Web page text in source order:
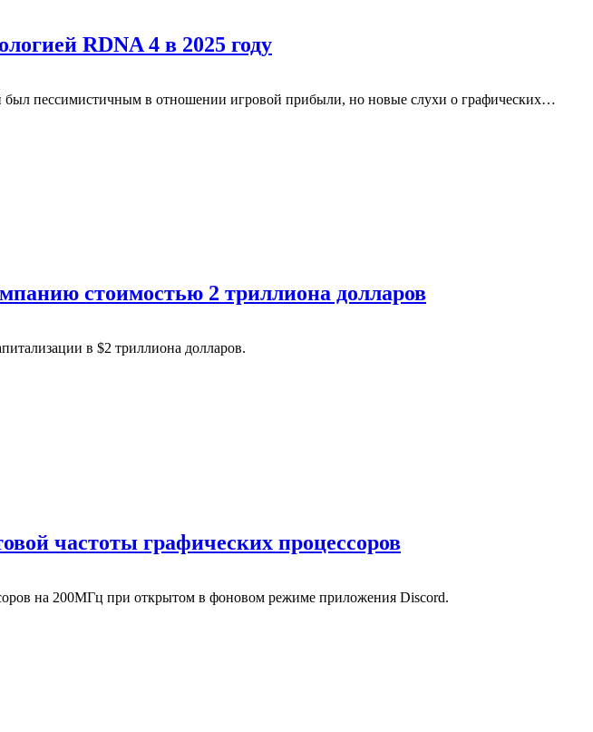
RDNA 4 в 2025 году
был пессимистичным в отношении игровой прибыли, но новые слухи о графических…
стоимостью 2 триллиона долларов
в $2 триллиона долларов.
частоты графических процессоров
на 200МГц при открытом в фоновом режиме приложения Discord.